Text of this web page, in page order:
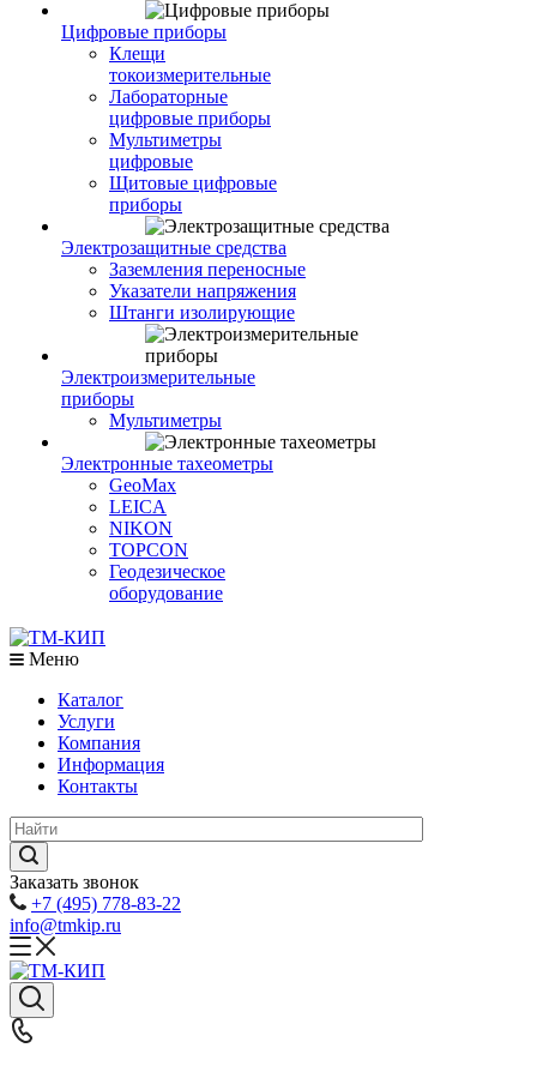
Цифровые приборы
Клещи
токоизмерительные
Лабораторные
цифровые приборы
Мультиметры
цифровые
Щитовые цифровые
приборы
Электрозащитные средства
Заземления переносные
Указатели напряжения
Штанги изолирующие
Электроизмерительные
приборы
Мультиметры
Электронные тахеометры
GeoMax
LEICA
NIKON
TOPCON
Геодезическое
оборудование
Меню
Каталог
Услуги
Компания
Информация
Контакты
Заказать звонок
+7 (495) 778-83-22
info@tmkip.ru